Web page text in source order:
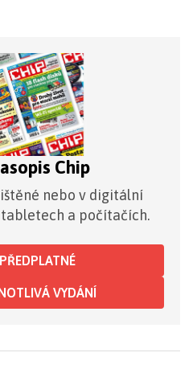
Chip
nebo v digitální
a počítačích.
VYDÁNÍ